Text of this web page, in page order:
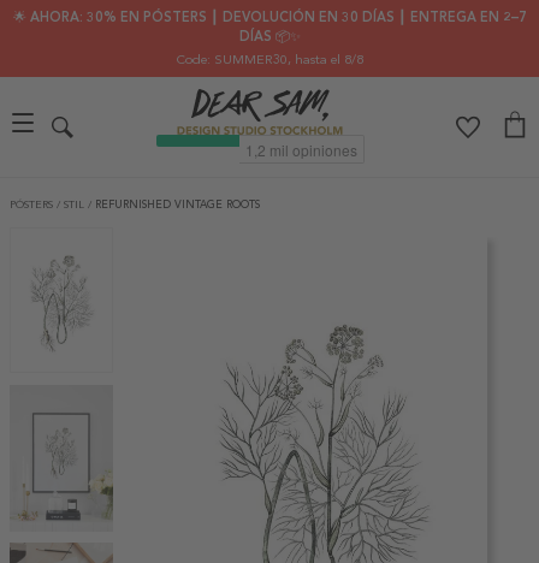
🌟 AHORA: 30% EN PÓSTERS ┃ DEVOLUCIÓN EN 30 DÍAS ┃ ENTREGA EN 2–7
DÍAS 📦✨
Code: SUMMER30, hasta el 8/8
PÓSTERS / STIL / REFURNISHED VINTAGE ROOTS